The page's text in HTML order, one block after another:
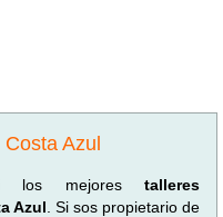
Azul
ti los mejores talleres
Azul . Si sos propietario de